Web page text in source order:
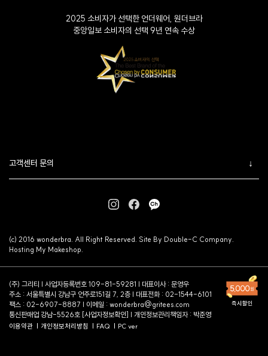
2025 소비자가 선택한 언더웨어, 원더브라
중앙일보 소비자의 선택 9년 연속 수상
고객센터 문의
(c) 2016 wonderbra. All Right Reserved. Site By Double-C Company.
Hosting My Makeshop.
(주) 그리티 | 사업자등록번호 109-81-59281 | 대표이사 : 문영우
주소 : 서울특별시 강남구 언주로151길 7, 2층 | 대표전화 : 02-1544-6101
팩스 : 02-6907-8887 | 이메일 : wonderbra@gritees.com
통신판매업 강남-5526호 [사업자정보확인] | 개인정보관리책임자 : 박준영
이용약관 개인정보처리방침 FAQ PC ver